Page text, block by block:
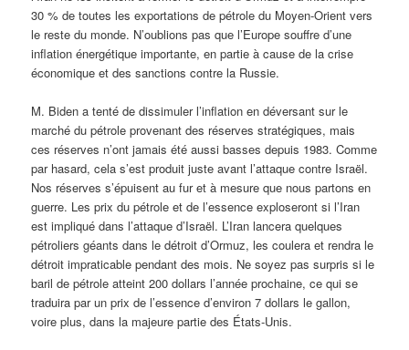
30 % de toutes les exportations de pétrole du Moyen-Orient vers
le reste du monde. N’oublions pas que l’Europe souffre d’une
inflation énergétique importante, en partie à cause de la crise
économique et des sanctions contre la Russie.
M. Biden a tenté de dissimuler l’inflation en déversant sur le
marché du pétrole provenant des réserves stratégiques, mais
ces réserves n’ont jamais été aussi basses depuis 1983. Comme
par hasard, cela s’est produit juste avant l’attaque contre Israël.
Nos réserves s’épuisent au fur et à mesure que nous partons en
guerre. Les prix du pétrole et de l’essence exploseront si l’Iran
est impliqué dans l’attaque d’Israël. L’Iran lancera quelques
pétroliers géants dans le détroit d’Ormuz, les coulera et rendra le
détroit impraticable pendant des mois. Ne soyez pas surpris si le
baril de pétrole atteint 200 dollars l’année prochaine, ce qui se
traduira par un prix de l’essence d’environ 7 dollars le gallon,
voire plus, dans la majeure partie des États-Unis.